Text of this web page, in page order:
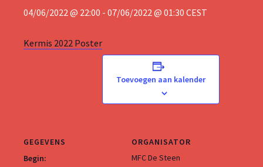
04/06/2022 @ 22:00 - 07/06/2022 @ 01:30 CEST
Kermis 2022 Poster
Toevoegen aan kalender
GEGEVENS
Begin:
ORGANISATOR
MFC De Steen